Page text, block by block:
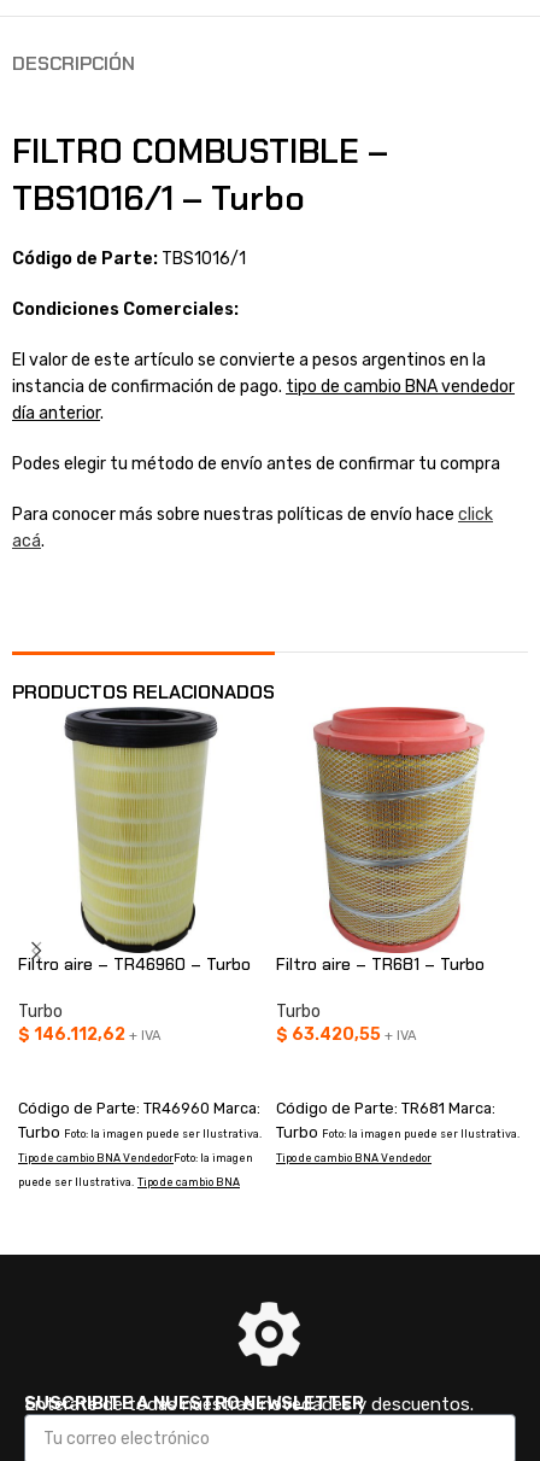
DESCRIPCIÓN
FILTRO COMBUSTIBLE –
TBS1016/1 – Turbo
Código de Parte: TBS1016/1
Condiciones Comerciales:
El valor de este artículo se convierte a pesos argentinos en la
instancia de confirmación de pago. tipo de cambio BNA vendedor
día anterior.
Podes elegir tu método de envío antes de confirmar tu compra
Para conocer más sobre nuestras políticas de envío hace click
acá.
PRODUCTOS RELACIONADOS
Filtro aire – TR46960 – Turbo
Turbo
$ 146.112,62 + IVA
Código de Parte: TR46960 Marca:
Turbo Foto: la imagen puede ser Ilustrativa.
Tipo de cambio BNA Vendedor Foto: la imagen
puede ser Ilustrativa. Tipo de cambio BNA
Filtro aire – TR681 – Turbo
Turbo
$ 63.420,55 + IVA
Código de Parte: TR681 Marca:
Turbo Foto: la imagen puede ser Ilustrativa.
Tipo de cambio BNA Vendedor
SUSCRIBITE A NUESTRO NEWSLETTER
Enterate de todas nuestras novedades y descuentos.